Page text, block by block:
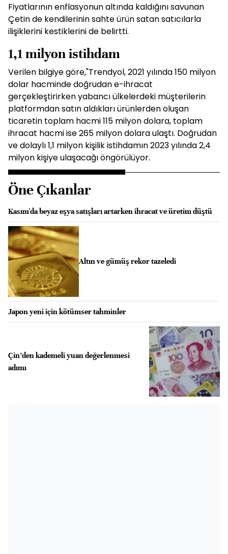
Fiyatlarının enflasyonun altında kaldığını savunan
Çetin de kendilerinin sahte ürün satan satıcılarla
ilişiklerini kestiklerini de belirtti.
1,1 milyon istihdam
Verilen bilgiye göre,"Trendyol, 2021 yılında 150 milyon
dolar hacminde doğrudan e-ihracat
gerçekleştirirken yabancı ülkelerdeki müşterilerin
platformdan satın aldıkları ürünlerden oluşan
ticaretin toplam hacmi 115 milyon dolara, toplam
ihracat hacmi ise 265 milyon dolara ulaştı. Doğrudan
ve dolaylı 1,1 milyon kişilik istihdamın 2023 yılında 2,4
milyon kişiye ulaşacağı öngörülüyor.
Öne Çıkanlar
Kasım'da beyaz eşya satışları artarken ihracat ve üretim düştü
Altın ve gümüş rekor tazeledi
Japon yeni için kötümser tahminler
Çin’den kademeli yuan değerlenmesi
adımı